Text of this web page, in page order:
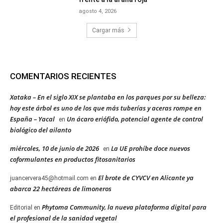
agosto 4, 2026
Cargar más
COMENTARIOS RECIENTES
Xataka – En el siglo XIX se plantaba en los parques por su belleza:
hoy este árbol es uno de los que más tuberías y aceras rompe en
España – Yacal
en Un ácaro eriófido, potencial agente de control
biológico del ailanto
miércoles, 10 de junio de 2026 en La UE prohíbe doce nuevos
coformulantes en productos fitosanitarios
juancervera45@hotmail.com en El brote de CYVCV en Alicante ya
abarca 22 hectáreas de limoneros
Editorial en Phytoma Community, la nueva plataforma digital para
el profesional de la sanidad vegetal